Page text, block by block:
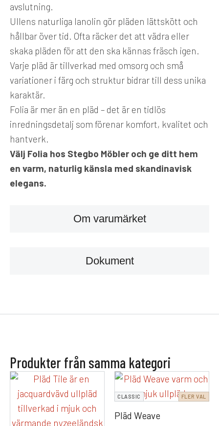
Om varumärket
Dokument
avslutning.
Ullens naturliga lanolin gör pläden lättskött och
hållbar över tid. Ofta räcker det att vädra eller
skaka pläden för att den ska kännas fräsch igen.
Varje pläd är tillverkad med omsorg och små
variationer i färg och struktur bidrar till dess unika
karaktär.
Folia är mer än en pläd – det är en tidlös
inredningsdetalj som förenar komfort, kvalitet och
hantverk.
Välj Folia hos Stegbo Möbler och ge ditt hem
en varm, naturlig känsla med skandinavisk
elegans.
Produkter från samma kategori
CLASSIC FLER VAL
Pläd Weave